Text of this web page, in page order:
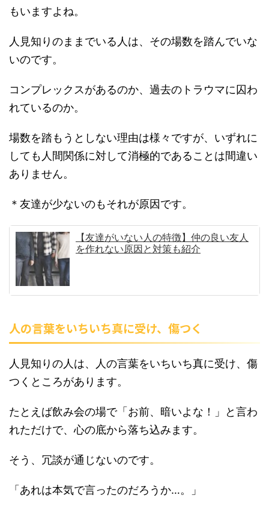
もいますよね。
人見知りのままでいる人は、その場数を踏んでいな
いのです。
コンプレックスがあるのか、過去のトラウマに囚わ
れているのか。
場数を踏もうとしない理由は様々ですが、いずれに
しても人間関係に対して消極的であることは間違い
ありません。
＊友達が少ないのもそれが原因です。
【友達がいない人の特徴】仲の良い友人
を作れない原因と対策も紹介
人の言葉をいちいち真に受け、傷つく
人見知りの人は、人の言葉をいちいち真に受け、傷
つくところがあります。
たとえば飲み会の場で「お前、暗いよな！」と言わ
れただけで、心の底から落ち込みます。
そう、冗談が通じないのです。
「あれは本気で言ったのだろうか…。」